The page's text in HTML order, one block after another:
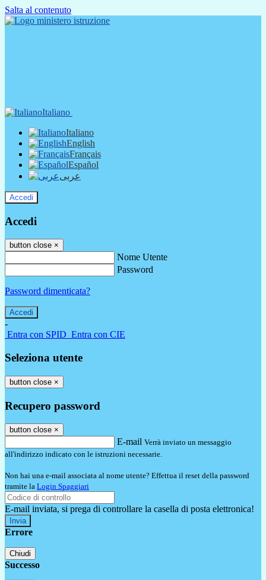
Salta al contenuto
Italiano
Italiano
English
Français
Español
عربى
Accedi
Accedi
button close ×
Nome Utente
Password
Password dimenticata?
-
Entra con SPID Entra con CIE
Seleziona utente
button close ×
Recupero password
button close ×
E-mail Verrà inviato un messaggio
all'indirizzo indicato con le istruzioni necessarie.
Non hai una e-mail associata al nome utente? Effettua il reset della password
tramite la Login Spaggiari
E-mail inviata, si prega di controllare la casella di posta elettronica!
Errore
Chiudi
Successo